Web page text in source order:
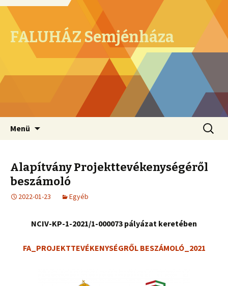
FALUHÁZ Semjénháza
Menü
Alapítvány Projekttevékenységéről
beszámoló
2022-01-23 Egyéb
NCIV-KP-1-2021/1-000073 pályázat keretében
FA_PROJEKTTEVÉKENYSÉGRŐL BESZÁMOLÓ_2021